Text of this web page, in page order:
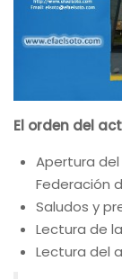
El orden del
Apertura
Federación
Saludos y
Lectura de
Lectura del